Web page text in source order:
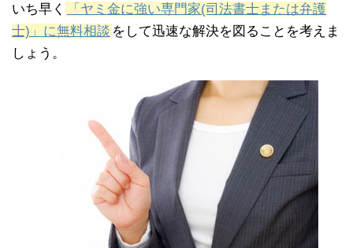
いち早く
「ヤミ金に強い専門家(司法書士または弁護
士)」に無料相談 をして迅速な解決を図ることを考えま
しょう。